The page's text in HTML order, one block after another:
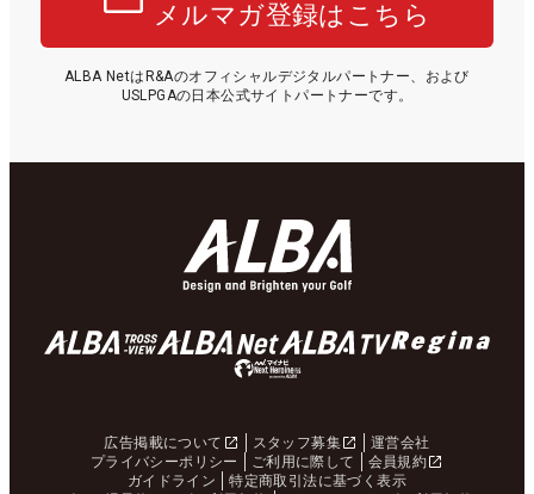
メルマガ登録はこちら
ALBA NetはR&Aのオフィシャルデジタルパートナー、および
USLPGAの日本公式サイトパートナーです。
広告掲載について スタッフ募集
運営会社
プライバシーポリシー
ご利用に際して
会員規約
ガイドライン
特定商取引法に基づく表示